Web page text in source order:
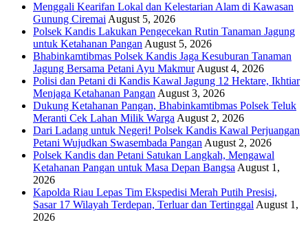
Menggali Kearifan Lokal dan Kelestarian Alam di Kawasan
Gunung Ciremai August 5, 2026
Polsek Kandis Lakukan Pengecekan Rutin Tanaman Jagung
untuk Ketahanan Pangan August 5, 2026
Bhabinkamtibmas Polsek Kandis Jaga Kesuburan Tanaman
Jagung Bersama Petani Ayu Makmur August 4, 2026
Polisi dan Petani di Kandis Kawal Jagung 12 Hektare, Ikhtiar
Menjaga Ketahanan Pangan August 3, 2026
Dukung Ketahanan Pangan, Bhabinkamtibmas Polsek Teluk
Meranti Cek Lahan Milik Warga August 2, 2026
Dari Ladang untuk Negeri! Polsek Kandis Kawal Perjuangan
Petani Wujudkan Swasembada Pangan August 2, 2026
Polsek Kandis dan Petani Satukan Langkah, Mengawal
Ketahanan Pangan untuk Masa Depan Bangsa August 1,
2026
Kapolda Riau Lepas Tim Ekspedisi Merah Putih Presisi,
Sasar 17 Wilayah Terdepan, Terluar dan Tertinggal August 1,
2026